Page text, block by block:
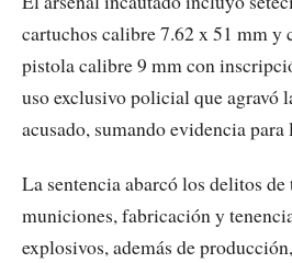
cartuchos calibre 7.62 x 51 mm y
pistola calibre 9 mm con
uso exclusivo policial que agravó
acusado, sumando evidencia para
La sentencia abarcó los delitos
municiones, fabricación y
explosivos, además de